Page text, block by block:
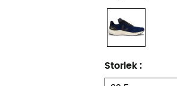
Storlek :